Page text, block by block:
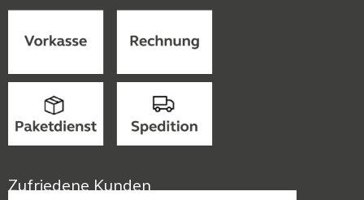
Zufriedene Kunden